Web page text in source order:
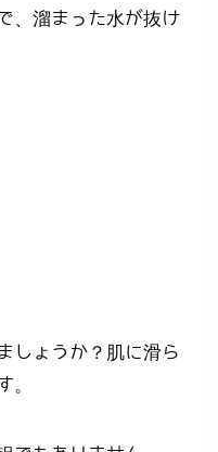
、溜まった水が抜け
しょうか？肌に滑ら
。